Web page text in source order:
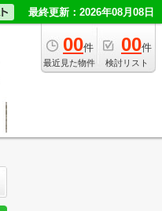
最終更新：2026年08月08日
00件
最近見た物件
00件
検討リスト